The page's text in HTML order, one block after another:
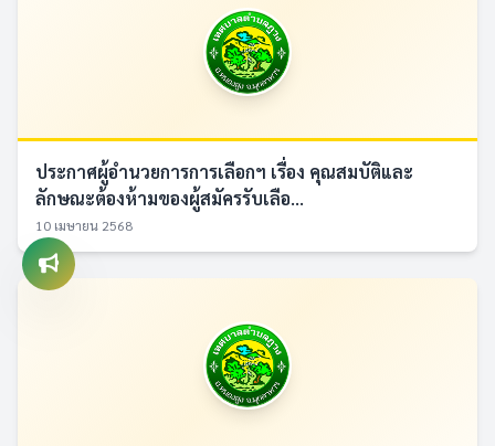
ประกาศผู้อำนวยการการเลือกฯ เรื่อง คุณสมบัติและ
ลักษณะต้องห้ามของผู้สมัครรับเลือ...
10 เมษายน 2568